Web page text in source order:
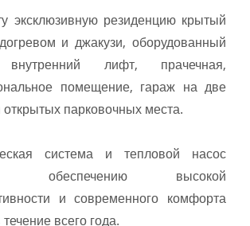
эксклюзивную резиденцию крытый
и джакузи, оборудованный
внутренний лифт, прачечная,
помещение, гараж на две
парковочных места.
система и тепловой насос
обеспечению высокой
и современного комфорта
всего года.